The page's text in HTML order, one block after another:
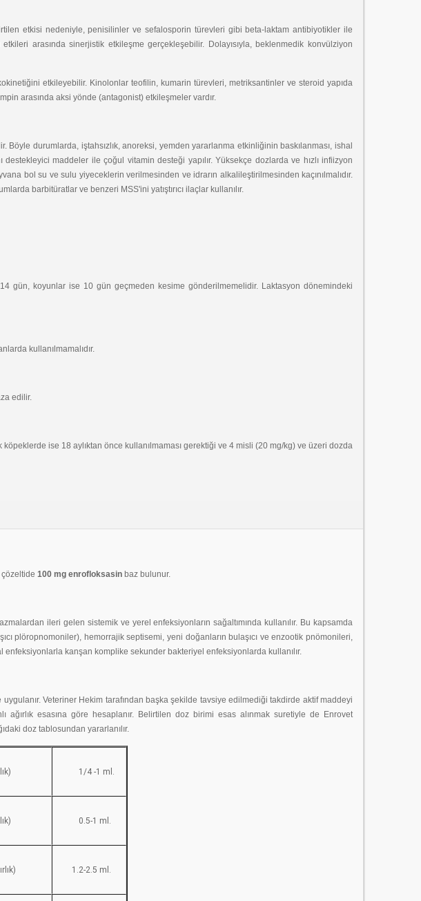
etkisi nedeniyle, penisilinler ve sefalosporin türevleri gibi beta-laktam antibiyotikler ile
arasında sinerjistik etkileşme gerçekleşebilir. Dolayısıyla, beklenmedik konvülziyon
etkileyebilir. Kinolonlar teofilin, kumarin türevleri, metriksantinler ve steroid yapıda
arasında aksi yönde (antagonist) etkileşmeler vardır.
durumlarda, iştahsızlık, anoreksi, yemden yararlanma etkinliğinin baskılanması, ishal
maddeler ile çoğul vitamin desteği yapılır. Yüksekçe dozlarda ve hızlı infiizyon
bol su ve sulu yiyeceklerin verilmesinden ve idrarın alkalileştirilmesinden kaçınılmalıdır.
barbitüratlar ve benzeri MSS'ini yatıştırıcı ilaçlar kullanılır.
gün, koyunlar ise 10 gün geçmeden kesime gönderilmemelidir. Laktasyon dönemindeki
kullanılmamalıdır.
edilir.
ise 18 aylıktan önce kullanılmaması gerektiği ve 4 misli (20 mg/kg) ve üzeri dozda
100 mg enrofloksasin baz bulunur.
ileri gelen sistemik ve yerel enfeksiyonların sağaltımında kullanılır. Bu kapsamda
plöropnomoniler), hemorrajik septisemi, yeni doğanların bulaşıcı ve enzootik pnömonileri,
kanşan komplike sekunder bakteriyel enfeksiyonlarda kullanılır.
Veteriner Hekim tarafından başka şekilde tavsiye edilmediği takdirde aktif maddeyi
esasına göre hesaplanır. Belirtilen doz birimi esas alınmak suretiyle de Enrovet
doz tablosundan yararlanılır.
1/4 -1 ml.
0.5-1 ml.
1.2-2.5 ml.